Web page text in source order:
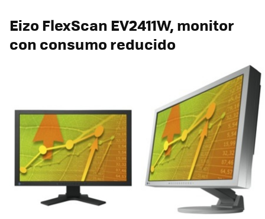
Eizo FlexScan EV2411W, monitor
con consumo reducido